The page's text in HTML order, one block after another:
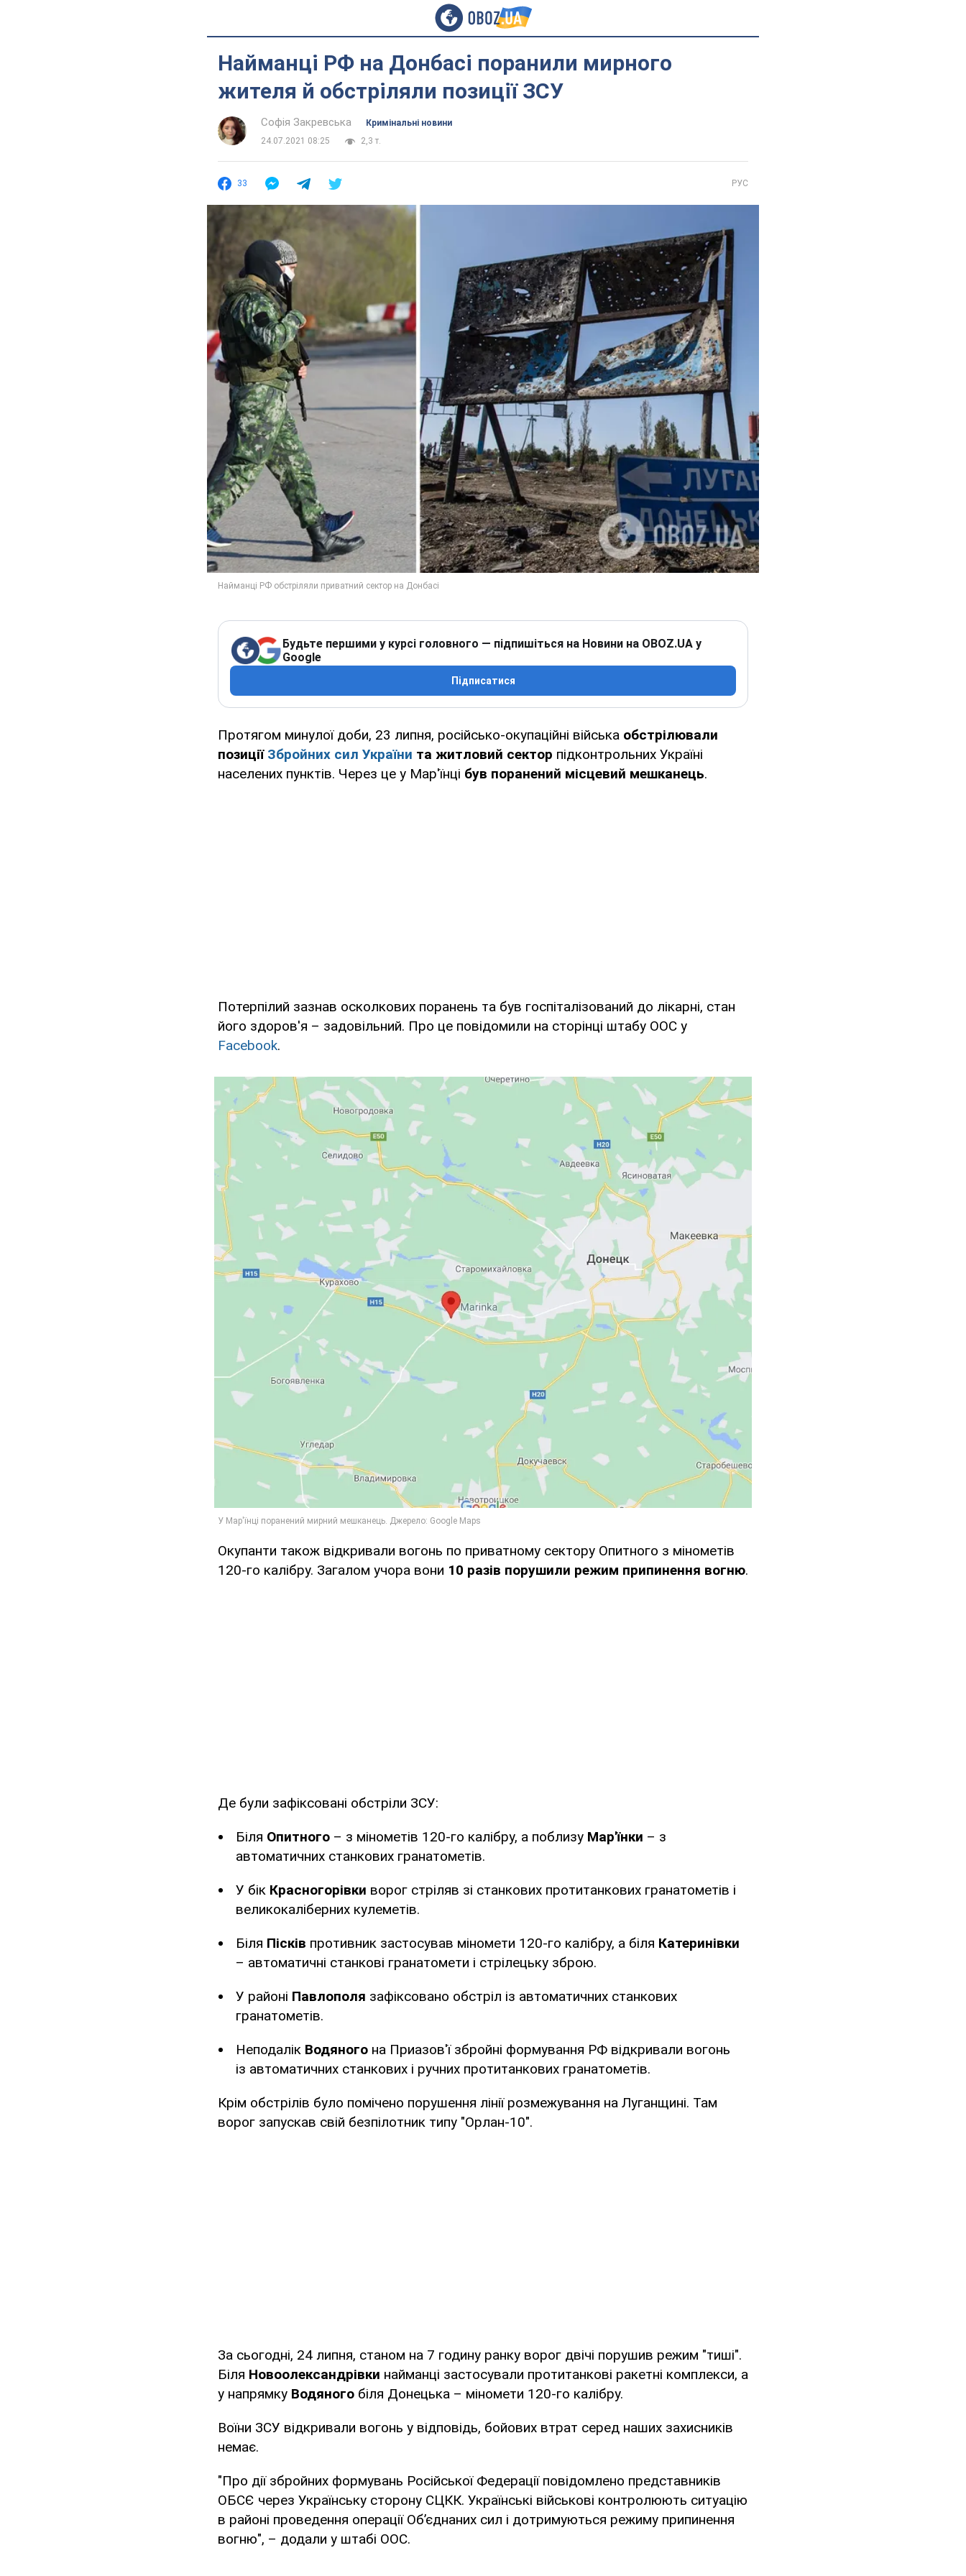
Найманці РФ на Донбасі поранили мирного
жителя й обстріляли позиції ЗСУ
Софія Закревська
Кримінальні новини
24.07.2021 08:25
2,3 т.
33 РУС
Будьте першими у курсі головного — підпишіться на Новини на OBOZ.UA у
Google
Підписатися
Протягом минулої доби, 23 липня, російсько-окупаційні війська обстрілювали
позиції Збройних сил України та житловий сектор підконтрольних Україні
населених пунктів. Через це у Мар'їнці був поранений місцевий мешканець.
Потерпілий зазнав осколкових поранень та був госпіталізований до лікарні, стан
його здоров'я – задовільний. Про це повідомили на сторінці штабу ООС у
Facebook.
Окупанти також відкривали вогонь по приватному сектору Опитного з мінометів
120-го калібру. Загалом учора вони 10 разів порушили режим припинення вогню.
Де були зафіксовані обстріли ЗСУ:
Біля Опитного – з мінометів 120-го калібру, а поблизу Мар'їнки – з
автоматичних станкових гранатометів.
У бік Красногорівки ворог стріляв зі станкових протитанкових гранатометів і
великокаліберних кулеметів.
Біля Пісків противник застосував міномети 120-го калібру, а біля Катеринівки
– автоматичні станкові гранатомети і стрілецьку зброю.
У районі Павлополя зафіксовано обстріл із автоматичних станкових
гранатометів.
Неподалік Водяного на Приазов'ї збройні формування РФ відкривали вогонь
із автоматичних станкових і ручних протитанкових гранатометів.
Крім обстрілів було помічено порушення лінії розмежування на Луганщині. Там
ворог запускав свій безпілотник типу "Орлан-10".
За сьогодні, 24 липня, станом на 7 годину ранку ворог двічі порушив режим "тиші".
Біля Новоолександрівки найманці застосували протитанкові ракетні комплекси, а
у напрямку Водяного біля Донецька – міномети 120-го калібру.
Воїни ЗСУ відкривали вогонь у відповідь, бойових втрат серед наших захисників
немає.
"Про дії збройних формувань Російської Федерації повідомлено представників
ОБСЄ через Українську сторону СЦКК. Українські військові контролюють ситуацію
в районі проведення операції Об’єднаних сил і дотримуються режиму припинення
вогню", – додали у штабі ООС.